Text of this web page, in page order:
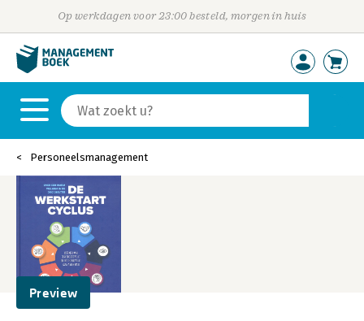
Op werkdagen voor 23:00 besteld, morgen in huis
Personeelsmanagement
Preview